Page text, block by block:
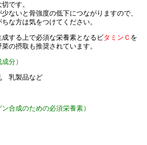
です。
ないと骨強度の低下につながりますので、
な方は気をつけてください。
成する上で必須な栄養素となるビタミンＣ を
の摂取も推奨されています。
分）
製品など
合成のための必須栄養素）